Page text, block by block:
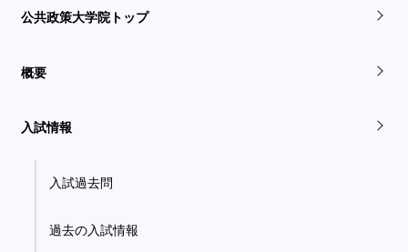
公共政策大学院トップ
概要
入試情報
入試過去問
過去の入試情報